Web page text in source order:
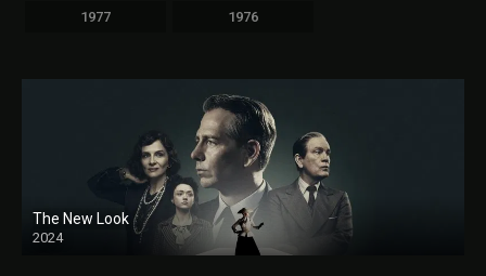
1977 1976
The New Look
2024